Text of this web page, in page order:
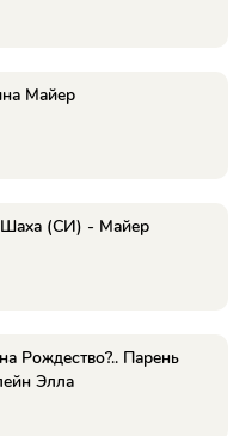
Майер
Шаха (СИ) - Майер
Рождество?.. Парень
Элла